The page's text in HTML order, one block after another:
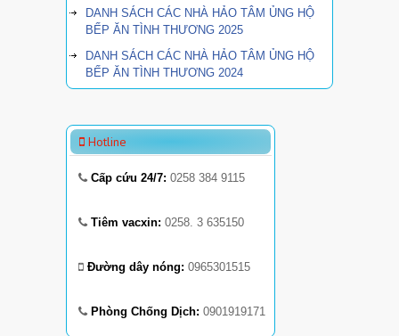
DANH SÁCH CÁC NHÀ HẢO TÂM ỦNG HỘ
BẾP ĂN TÌNH THƯƠNG 2025
DANH SÁCH CÁC NHÀ HẢO TÂM ỦNG HỘ
BẾP ĂN TÌNH THƯƠNG 2024
Hotline
Cấp cứu 24/7: 0258 384 9115
Tiêm vacxin: 0258. 3 635150
Đường dây nóng: 0965301515
Phòng Chống Dịch: 0901919171